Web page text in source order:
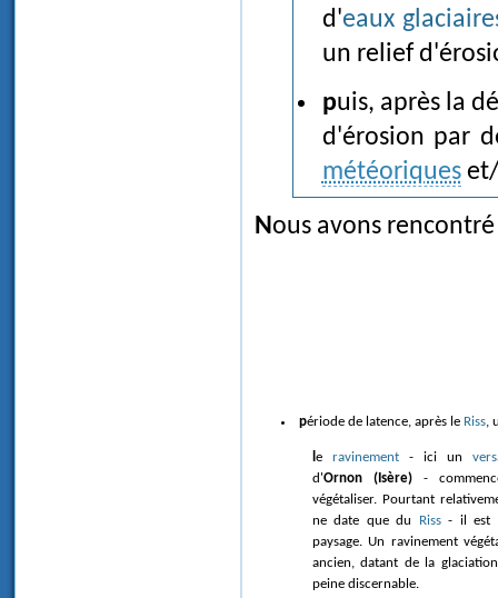
d'eaux
un relief
puis, après la
d'érosion par
météoriqueset/
Nous avons
période de latence, après le Riss,
le ravinement- ici un
d'Ornon (Isère)-
végétaliser. Pourtant
ne date que du
Riss- il est
paysage. Un ravinement
ancien, datant de la
peine discernable.